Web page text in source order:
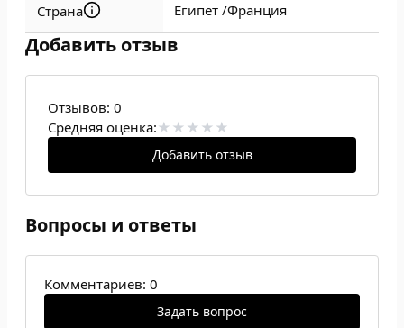
Страна Египет /Франция
Добавить отзыв
Отзывов: 0
Средняя оценка:
Добавить отзыв
Вопросы и ответы
Комментариев: 0
Задать вопрос